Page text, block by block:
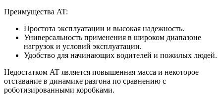
Преимущества AT:
Простота эксплуатации и высокая надежность.
Универсальность применения в широком диапазоне
нагрузок и условий эксплуатации.
Удобство для начинающих водителей и пожилых людей.
Недостатком AT является повышенная масса и некоторое
отставание в динамике разгона по сравнению с
роботизированными коробками.